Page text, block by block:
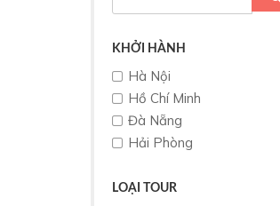
KHỞI HÀNH
Hà Nội
Hồ Chí Minh
Đà Nẵng
Hải Phòng
LOẠI TOUR